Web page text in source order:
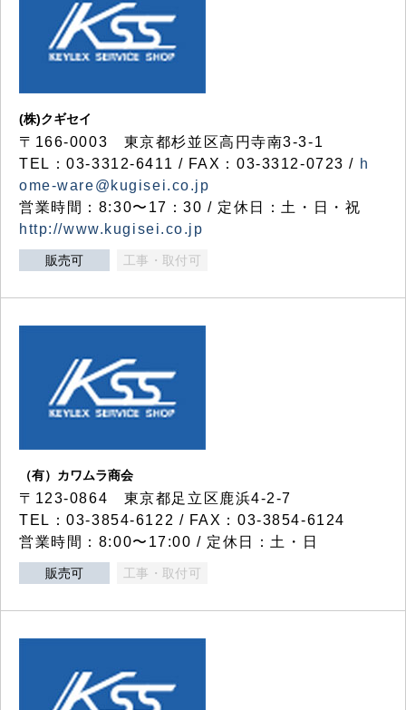
(株)クギセイ
〒166-0003 東京都杉並区高円寺南3-3-1
TEL：03-3312-6411 / FAX：03-3312-0723 / h
ome-ware@kugisei.co.jp
営業時間：8:30〜17：30 / 定休日：土・日・祝
http://www.kugisei.co.jp
販売可 工事・取付可
（有）カワムラ商会
〒123-0864 東京都足立区鹿浜4-2-7
TEL：03-3854-6122 / FAX：03-3854-6124
営業時間：8:00〜17:00 / 定休日：土・日
販売可 工事・取付可